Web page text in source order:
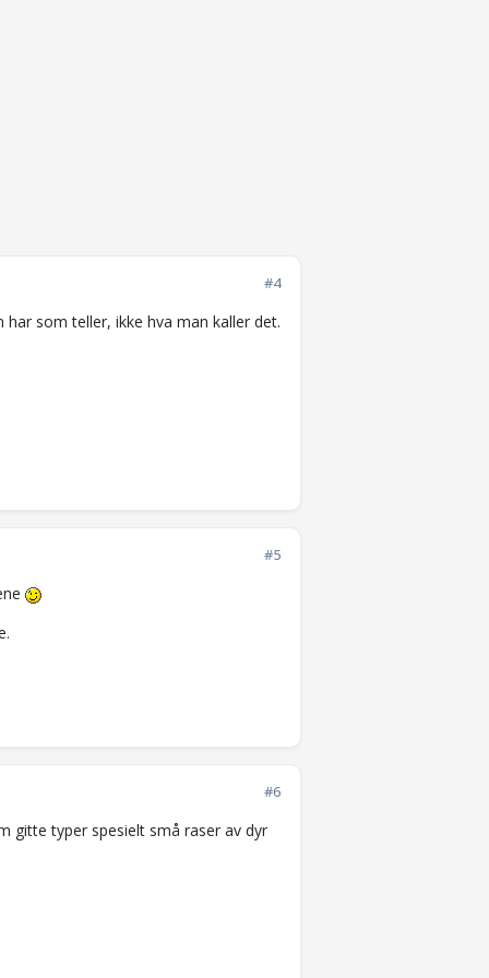
#4
som teller, ikke hva man kaller det.
#5
#6
gitte typer spesielt små raser av dyr